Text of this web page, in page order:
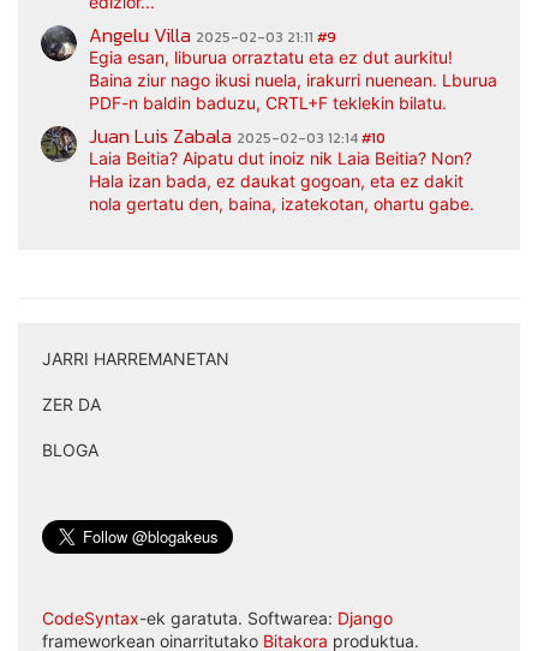
Angelu Villa 2025-02-03 21:11 #9
Egia esan, liburua orraztatu eta ez dut aurkitu!
Baina ziur nago ikusi nuela, irakurri nuenean. Lburua
PDF-n baldin baduzu, CRTL+F teklekin bilatu.
Juan Luis Zabala 2025-02-03 12:14#10
Laia Beitia? Aipatu dut inoiz nik Laia Beitia? Non?
Hala izan bada, ez daukat gogoan, eta ez dakit
nola gertatu den, baina, izatekotan, ohartu gabe.
JARRI HARREMANETAN
ZER DA
BLOGA
CodeSyntax-ek garatuta. Softwarea: Django
frameworkean oinarritutako Bitakora produktua.